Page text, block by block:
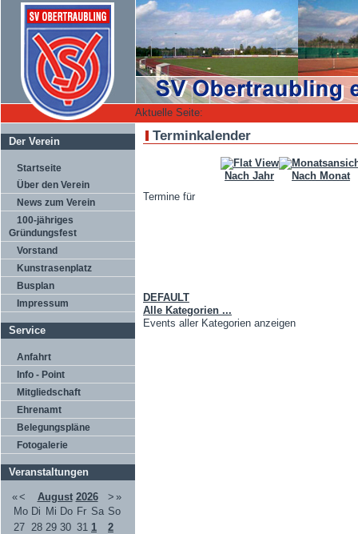
Aktuelle Seite:
Der Verein
Startseite
Über den Verein
News zum Verein
100-jähriges
Gründungsfest
Vorstand
Kunstrasenplatz
Busplan
Impressum
Service
Anfahrt
Info - Point
Mitgliedschaft
Ehrenamt
Belegungspläne
Fotogalerie
Veranstaltungen
«< August 2026 > »
Mo Di Mi Do Fr Sa So
27 28 29 30 31 1
2
Terminkalender
Nach Jahr
Nach Monat
Termine für
DEFAULT
Alle Kategorien ...
Events aller Kategorien anzeigen